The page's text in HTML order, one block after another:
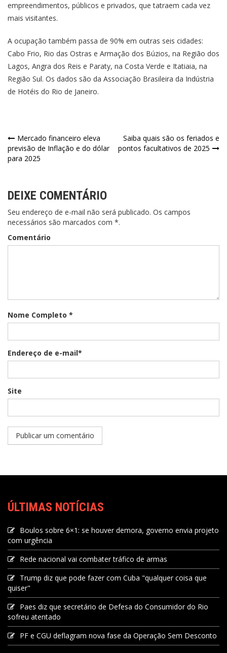
empreendimentos, públicos e privados, que tatraem cada vez
mais visitantes.
A ocupação também passa de 90% em outras seis cidades:
Cabo Frio, Rio das Ostras e Armação dos Búzios, na Região dos
Lagos, Angra dos Reis e Paraty, na Costa Verde e Itatiaia, na
Região Sul. Os dados são da Associação Brasileira da Indústria
de Hotéis do Rio de Janeiro.
Mercado financeiro eleva
previsão de Inflação e do dólar
para 2025
Saiba quais são os feriados e
pontos facultativos de 2025
DEIXE COMENTÁRIO
Seu endereço de e-mail não será publicado. Os campos
necessários são marcados com *.
Comentário
Nome Completo *
Endereço de e-mail*
Site
ÚLTIMAS NOTÍCIAS
Boulos sobre 6×1: se houver demora, governo envia projeto
com urgência
Rede nacional vai combater tráfico de armas
Trump diz que pode fazer com Cuba "qualquer coisa que
quiser"
Paes diz que secretário de Defesa do Consumidor do Rio
sofreu atentado
PF e CGU deflagram nova fase da Operação Sem Desconto